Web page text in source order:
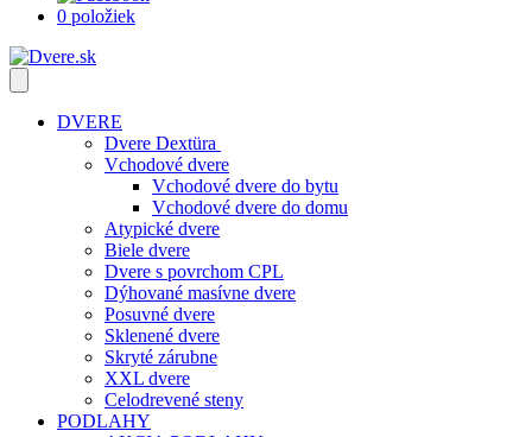
0 položiek
DVERE
Dvere Dextüra
Vchodové dvere
Vchodové dvere do bytu
Vchodové dvere do domu
Atypické dvere
Biele dvere
Dvere s povrchom CPL
Dýhované masívne dvere
Posuvné dvere
Sklenené dvere
Skryté zárubne
XXL dvere
Celodrevené steny
PODLAHY